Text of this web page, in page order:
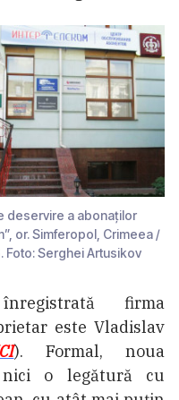
deservire a abonaților
or. Simferopol, Crimeea /
Foto: Serghei Artusikov
firma
este Vladislav
). Formal, noua
o legătură cu